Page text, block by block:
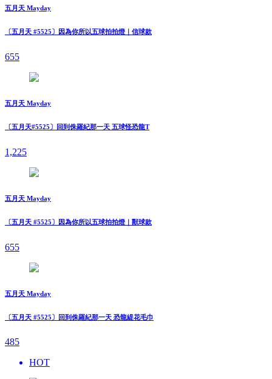
五月天 Mayday
〔五月天 #5525〕因為你所以五球拍拍燈｜信球款
655
五月天 Mayday
〔五月天#5525〕回到侏羅紀那一天 五球怪恐龍T
1,225
五月天 Mayday
〔五月天 #5525〕因為你所以五球拍拍燈｜獸球款
655
五月天 Mayday
〔五月天 #5525〕回到侏羅紀那一天 恐龍緹花毛巾
485
HOT